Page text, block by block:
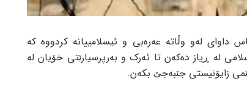
داوای لەو وڵاتە عەرەبی و ئیسلامییانە کردووە کە
لە ڕیاز دەکەن تا ئەرک و بەرپرسیارێتی خۆیان لە
زایۆنیستی جێبەجێ بکەن.